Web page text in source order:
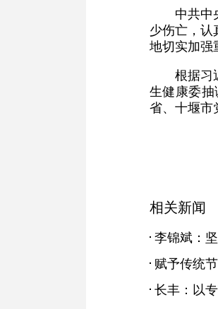
中共中
少伤亡，
地切实加强
根据习
生健康委
省、十堰市
相关新闻
赋予传统
长丰：以